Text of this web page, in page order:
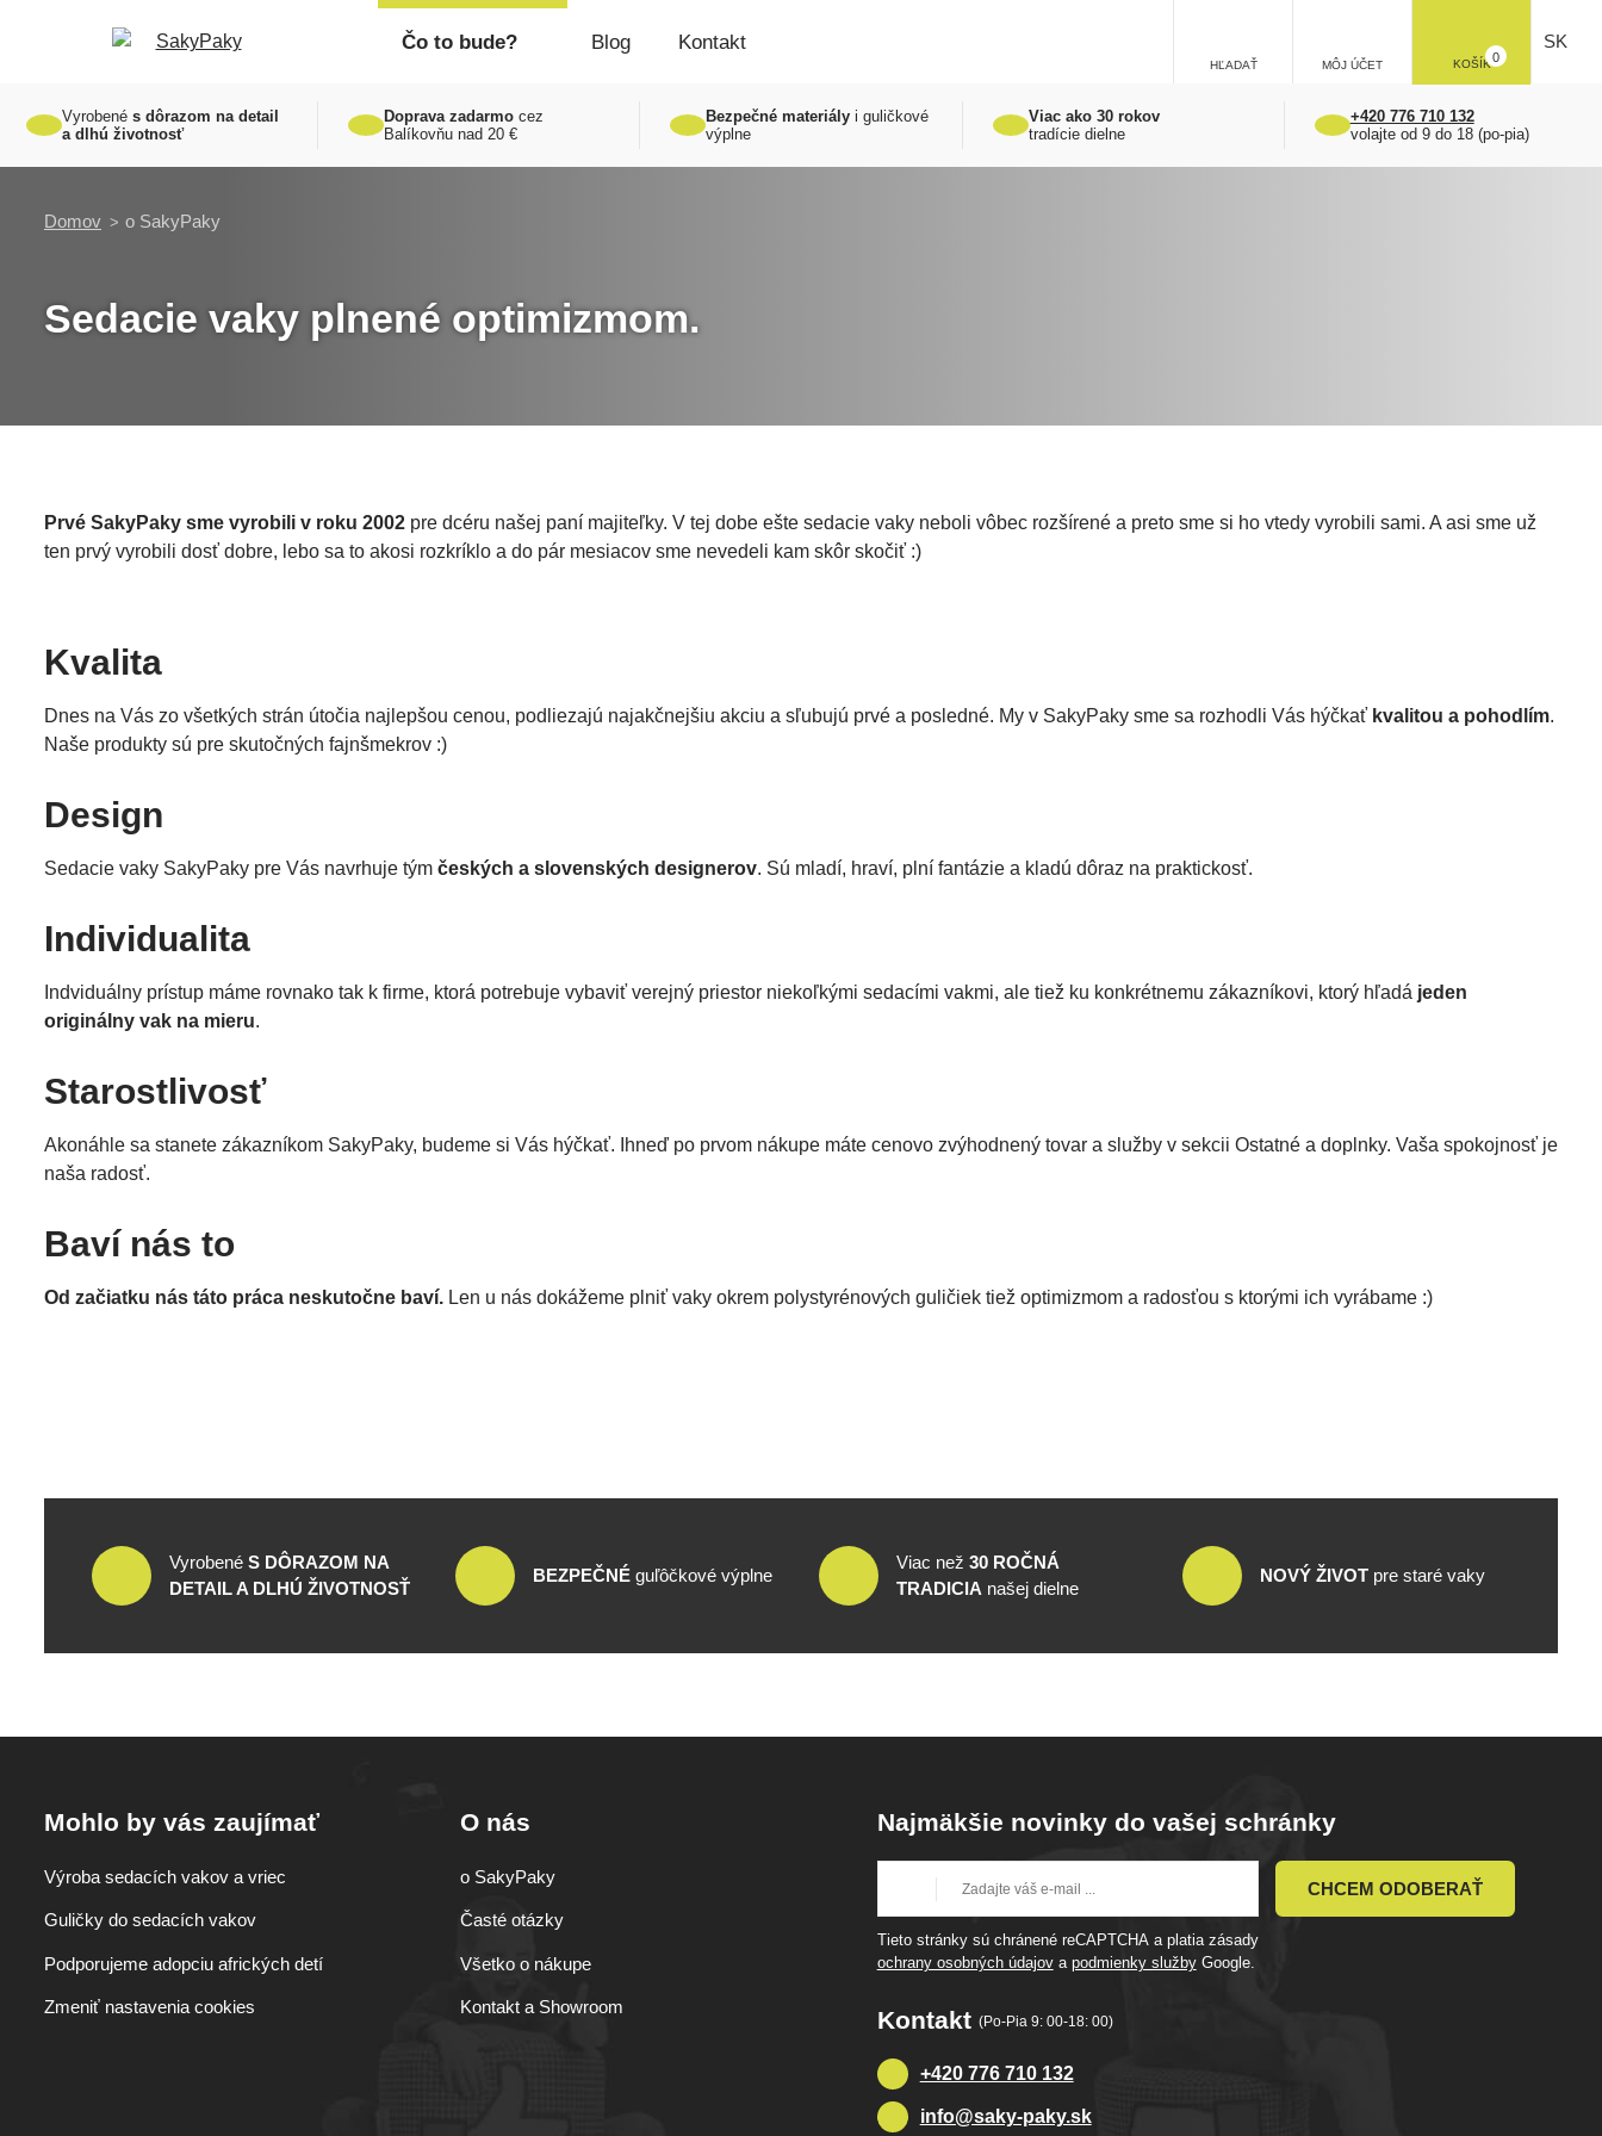
Čo to bude? Blog Kontakt
HĽADAŤ MÔJ ÚČET KOŠÍK0
SK
Vyrobené s dôrazom na detail
a dlhú životnosť
Doprava zadarmo cez
Balíkovňu nad 20 €
Bezpečné materiály i guličkové
výplne
Viac ako 30 rokov
tradície dielne
+420 776 710 132
volajte od 9 do 18 (po-pia)
Domov o SakyPaky
Sedacie vaky plnené optimizmom.
Prvé SakyPaky sme vyrobili v roku 2002 pre dcéru našej paní majiteľky. V tej dobe ešte sedacie vaky neboli vôbec rozšírené a preto sme si ho vtedy vyrobili sami. A asi sme už
ten prvý vyrobili dosť dobre, lebo sa to akosi rozkríklo a do pár mesiacov sme nevedeli kam skôr skočiť :)
Kvalita
Dnes na Vás zo všetkých strán útočia najlepšou cenou, podliezajú najakčnejšiu akciu a sľubujú prvé a posledné. My v SakyPaky sme sa rozhodli Vás hýčkať kvalitou a pohodlím.
Naše produkty sú pre skutočných fajnšmekrov :)
Design
Sedacie vaky SakyPaky pre Vás navrhuje tým českých a slovenských designerov. Sú mladí, hraví, plní fantázie a kladú dôraz na praktickosť.
Individualita
Indviduálny prístup máme rovnako tak k firme, ktorá potrebuje vybaviť verejný priestor niekoľkými sedacími vakmi, ale tiež ku konkrétnemu zákazníkovi, ktorý hľadá jeden
originálny vak na mieru.
Starostlivosť
Akonáhle sa stanete zákazníkom SakyPaky, budeme si Vás hýčkať. Ihneď po prvom nákupe máte cenovo zvýhodnený tovar a služby v sekcii Ostatné a doplnky. Vaša spokojnosť je
naša radosť.
Baví nás to
Od začiatku nás táto práca neskutočne baví. Len u nás dokážeme plniť vaky okrem polystyrénových guličiek tiež optimizmom a radosťou s ktorými ich vyrábame :)
Vyrobené S DÔRAZOM NA
DETAIL A DLHÚ ŽIVOTNOSŤ
BEZPEČNÉ guľôčkové výplne
Viac než 30 ROČNÁ
TRADICIA našej dielne
NOVÝ ŽIVOT pre staré vaky
Mohlo by vás zaujímať
Výroba sedacích vakov a vriec
Guličky do sedacích vakov
Podporujeme adopciu afrických detí
Zmeniť nastavenia cookies
O nás
o SakyPaky
Časté otázky
Všetko o nákupe
Kontakt a Showroom
Najmäkšie novinky do vašej schránky
CHCEM ODOBERAŤ
Tieto stránky sú chránené reCAPTCHA a platia zásady
ochrany osobných údajova podmienky službyGoogle.
Kontakt (Po-Pia 9: 00-18: 00)
+420 776 710 132
info@saky-paky.sk